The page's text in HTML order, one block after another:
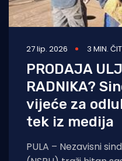
27 lip. 2026 3 MIN.
PRODAJA
RADNIKA?
vijeće za
tek iz medija
PULA – Nezavisni